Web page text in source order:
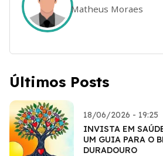
Matheus Moraes
Últimos Posts
18/06/2026 - 19:25
INVISTA EM
UM GUIA PARA O
DURADOURO